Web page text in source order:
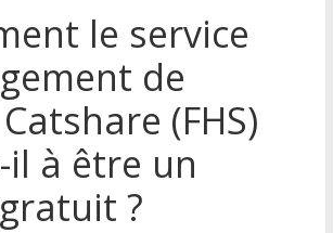
le service
de
(FHS)
il à être un
?